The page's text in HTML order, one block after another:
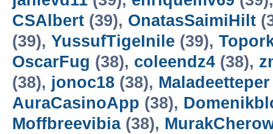
CSAlbert (39), OnatasSaimiHilt
(39), YussufTigeInile (39),
OscarFug (38), coleendz4 (38),
(38), jonoc18 (38), Maladeetteper
AuraCasinoApp (38),
Moffbreevibia(38),